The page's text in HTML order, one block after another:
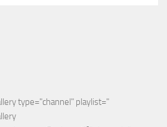
type="channel" playlist="